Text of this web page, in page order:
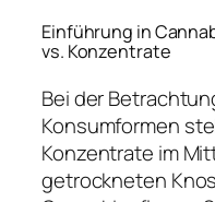
Einführung in
vs. Konzentrate
Bei der
Konsumformen
Konzentrate im
getrockneten